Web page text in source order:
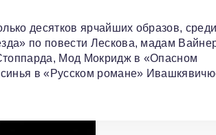
десятков ярчайших образов,
по повести Лескова, мадам
Мод Мокридж в «Опасном
в «Русском романе»